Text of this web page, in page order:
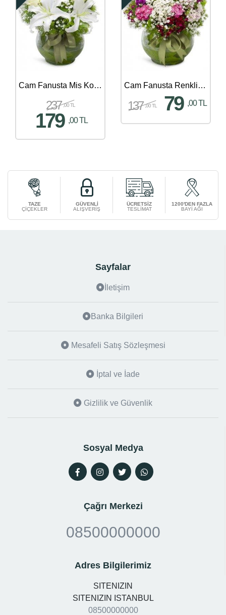
Cam Fanusta Mis Kokulu Lilyum ve Güller
237 ,00 TL
179 ,00 TL
Cam Fanusta Renkli Bahar Çiçekleri Aranjmanı
137 ,00 TL 79 ,00 TL
TAZE
ÇİÇEKLER
GÜVENLİ
ALIŞVERİŞ
ÜCRETSİZ
TESLİMAT
1200'DEN FAZLA
BAYİ AĞI
Sayfalar
İletişim
Banka Bilgileri
Mesafeli Satış Sözleşmesi
İptal ve İade
Gizlilik ve Güvenlik
Sosyal Medya
Çağrı Merkezi
08500000000
Adres Bilgilerimiz
SITENIZIN
SITENIZIN ISTANBUL
08500000000